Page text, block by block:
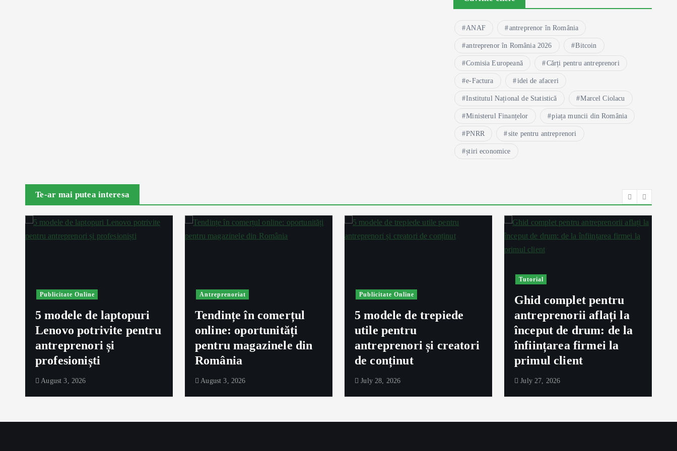
ANAF antreprenor în România
antreprenor în România 2026 Bitcoin
Comisia Europeană Cărți pentru antreprenori
e-Factura idei de afaceri
Institutul Național de Statistică Marcel Ciolacu
Ministerul Finanțelor piața muncii din România
PNRR site pentru antreprenori
știri economice
Te-ar mai putea interesa
Publicitate Online
5 modele de laptopuri
Lenovo potrivite pentru
antreprenori și
profesioniști
August 3, 2026
Antreprenoriat
Tendințe în comerțul
online: oportunități
pentru magazinele din
România
August 3, 2026
Publicitate Online
5 modele de trepiede
utile pentru
antreprenori și creatori
de conținut
July 28, 2026
Tutorial
Ghid complet pentru
antreprenorii aflați la
început de drum: de la
înființarea firmei la
primul client
July 27, 2026